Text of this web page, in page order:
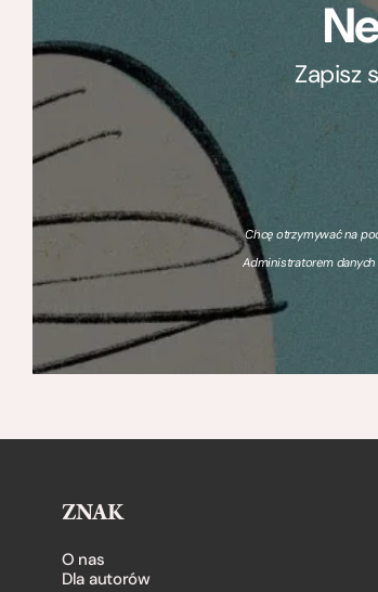
Zapisz
Chcę otrzymywać na
Administratorem danych
ZNAK
O nas
Dla autorów